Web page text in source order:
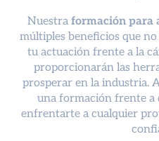
Nuestra formación para
múltiples beneficios que
tu actuación frente a la
proporcionarán las
prosperar en la industria.
una formación frente a
enfrentarte a cualquier